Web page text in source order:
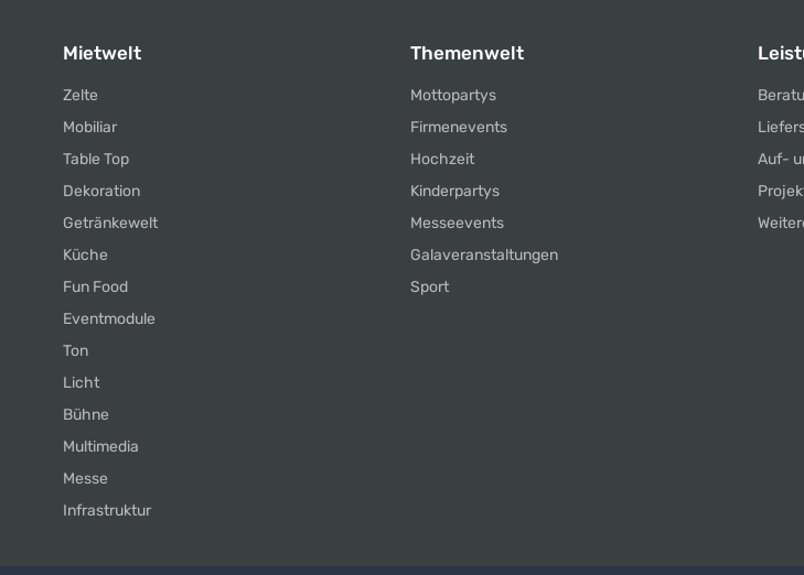
Mietwelt
Zelte
Mobiliar
Table Top
Dekoration
Getränkewelt
Küche
Fun Food
Eventmodule
Ton
Licht
Bühne
Multimedia
Messe
Infrastruktur
Themenwelt
Mottopartys
Firmenevents
Hochzeit
Kinderpartys
Messeevents
Galaveranstaltungen
Sport
Auf-